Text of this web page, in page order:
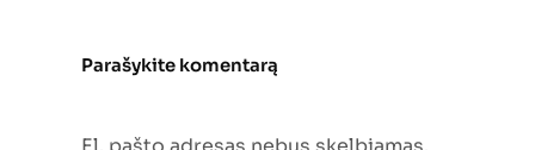
Parašykite komentarą